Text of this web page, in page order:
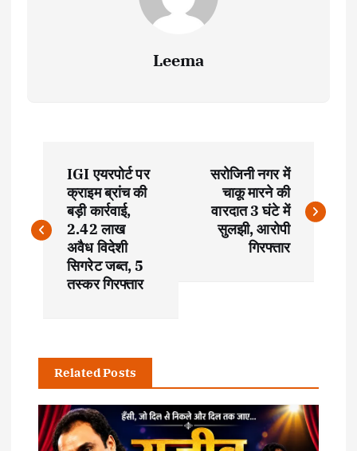
Leema
s
a
v
IGI एयरपोर्ट पर
क्राइम ब्रांच की
बड़ी कार्रवाई,
2.42 लाख
अवैध विदेशी
सिगरेट जब्त, 5
तस्कर गिरफ्तार
सरोजिनी नगर में
चाकू मारने की
वारदात 3 घंटे में
सुलझी, आरोपी
गिरफ्तार
Related Posts